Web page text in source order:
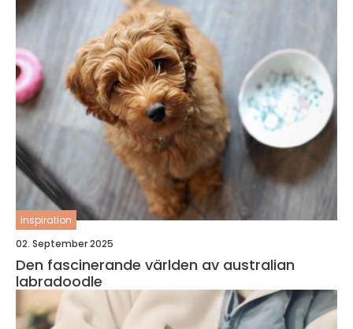
inspiration
02. September 2025
Den fascinerande världen av australian
labradoodle